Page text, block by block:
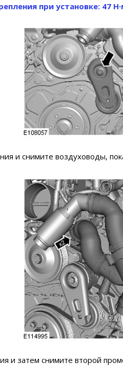
при установке: 47
и снимите воздуховоды,
и затем снимите второй